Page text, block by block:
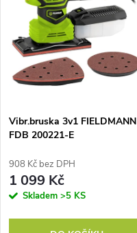
e
n
p
r
o
Nejprodávanější
Abecedně
p
i
s
p
r
o
Vibr.bruska 3v1 FIELDMANN
FDB 200221-E
908 Kč bez DPH
1 099 Kč
Skladem >5 KS